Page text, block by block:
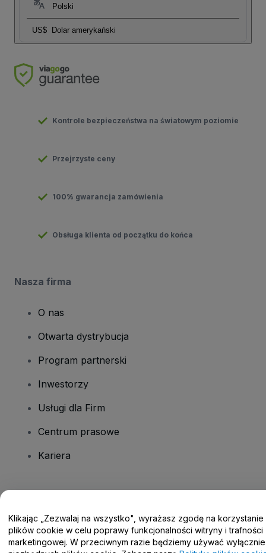
Polski
US$ Dolar amerykański
Kontrole bezpieczeństwa na światowym poziomie
Przejrzyste ceny
100% gwarancja zamówienia
Obsługa klienta od początku do końca
Nasza firma
O nas
Otwarta dystrybucja
Program partnerski
Inwestorzy
Usługi dla Firm
Centrum prasowe
Kariera
Centrum pomocy / Skontaktuj się z nami
Klikając „Zezwalaj na wszystko", wyrażasz zgodę na korzystanie
plików cookie w celu poprawy funkcjonalności witryny i trafności
marketingowej. W przeciwnym razie będziemy używać wyłącznie